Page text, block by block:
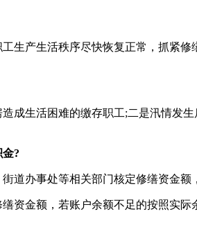
产生活秩序尽快恢复正常，抓紧修
生活困难的缴存职工;二是汛情发
?
办事处等相关部门核定修缮资金额，
金额，若账户余额不足的按照实际